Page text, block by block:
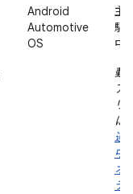
Android
Automotive
OS
主
駐
中
動
ア
リ
は
運
中
オ
デ